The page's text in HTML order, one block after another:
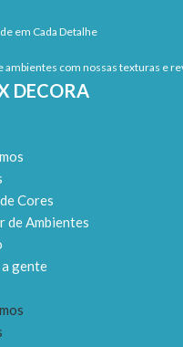
em Cada Detalhe
ambientes com nossas texturas e
DECORA
Cores
de Ambientes
gente